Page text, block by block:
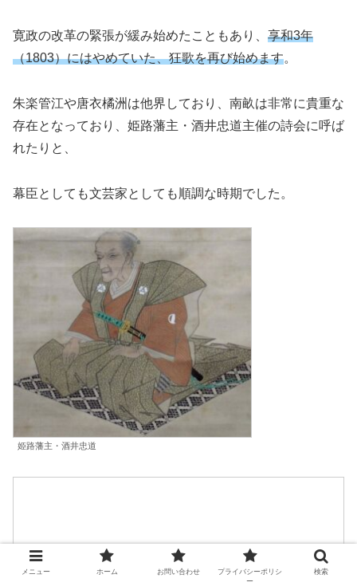
寛政の改革の緊張が緩み始めたこともあり、 享和3年
（1803）にはやめていた、狂歌を再び始めます。
朱楽管江や唐衣橘洲は他界しており、南畝は非常に貴重な
存在となっており、姫路藩主・酒井忠道主催の詩会に呼ば
れたりと、
幕臣としても文芸家としても順調な時期でした。
姫路藩主・酒井忠道
メニュー ホーム お問い合わせ
プライバシーポリシ
ー
検索